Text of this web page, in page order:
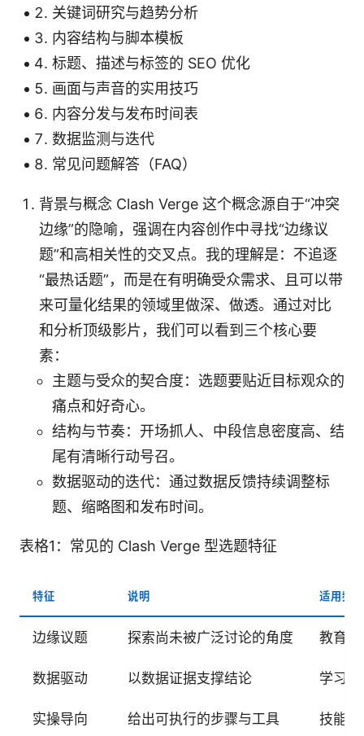
关键词研究与趋势分析
内容结构与脚本模板
标题、描述与标签的 SEO 优化
画面与声音的实用技巧
内容分发与发布时间表
数据监测与迭代
常见问题解答（FAQ）
背景与概念 Clash Verge 这个概念源自于“冲突
边缘”的隐喻，强调在内容创作中寻找“边缘议
题”和高相关性的交叉点。我的理解是：不追逐
“最热话题”，而是在有明确受众需求、且可以带
来可量化结果的领域里做深、做透。通过对比
和分析顶级影片，我们可以看到三个核心要
素：
主题与受众的契合度：选题要贴近目标观众的
痛点和好奇心。
结构与节奏：开场抓人、中段信息密度高、结
尾有清晰行动号召。
数据驱动的迭代：通过数据反馈持续调整标
题、缩略图和发布时间。
表格1：常见的 Clash Verge 型选题特征
特征 说明 适用频
边缘议题 探索尚未被广泛讨论的角度 教育
数据驱动 以数据证据支撑结论 学习
实操导向 给出可执行的步骤与工具 技能